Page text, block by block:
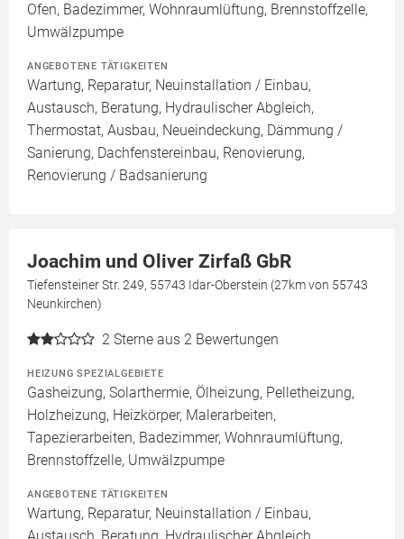
Ofen, Badezimmer, Wohnraumlüftung, Brennstoffzelle,
Umwälzpumpe
ANGEBOTENE TÄTIGKEITEN
Wartung, Reparatur, Neuinstallation / Einbau,
Austausch, Beratung, Hydraulischer Abgleich,
Thermostat, Ausbau, Neueindeckung, Dämmung /
Sanierung, Dachfenstereinbau, Renovierung,
Renovierung / Badsanierung
Joachim und Oliver Zirfaß GbR
Tiefensteiner Str. 249, 55743 Idar-Oberstein (27km von 55743
Neunkirchen)
2 Sterne aus 2 Bewertungen
HEIZUNG SPEZIALGEBIETE
Gasheizung, Solarthermie, Ölheizung, Pelletheizung,
Holzheizung, Heizkörper, Malerarbeiten,
Tapezierarbeiten, Badezimmer, Wohnraumlüftung,
Brennstoffzelle, Umwälzpumpe
ANGEBOTENE TÄTIGKEITEN
Wartung, Reparatur, Neuinstallation / Einbau,